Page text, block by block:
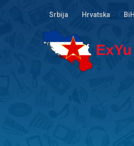
Srbija Hrvatska BiH
ExYu